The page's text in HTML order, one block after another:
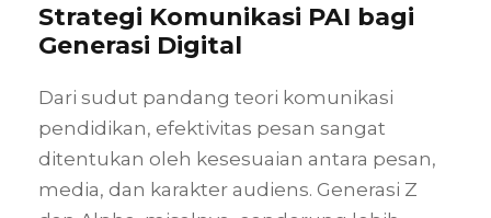
Strategi Komunikasi PAI bagi
Generasi Digital
Dari sudut pandang teori komunikasi
pendidikan, efektivitas pesan sangat
ditentukan oleh kesesuaian antara pesan,
media, dan karakter audiens. Generasi Z